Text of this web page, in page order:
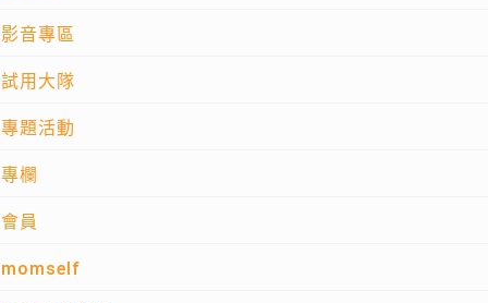
影音專區
試用大隊
專題活動
專欄
會員
momself